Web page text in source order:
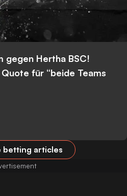
gegen Hertha BSC!
für “beide Teams
betting articles